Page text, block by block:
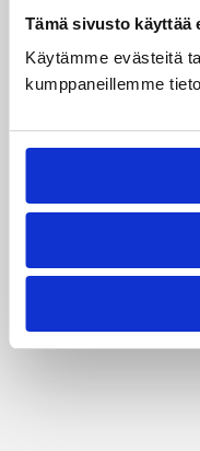
Tämä sivusto käyttää
Käytämme evästeitä
kumppaneillemme